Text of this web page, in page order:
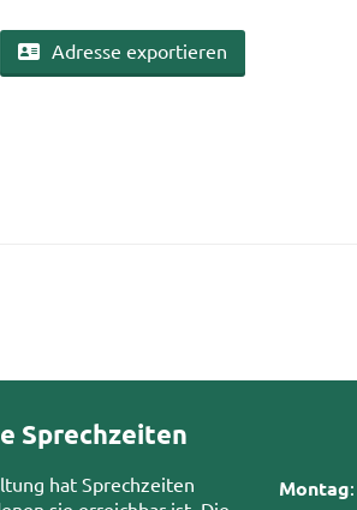
Adres­se ex­por­tie­ren
Sprechzeiten
hat Sprechzeiten
Montag: